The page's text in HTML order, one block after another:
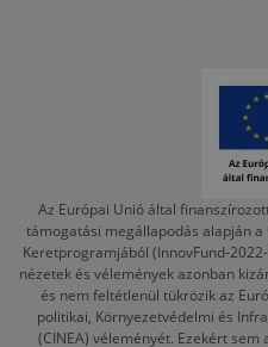
Az Európai Unió által
támogatási megállapodás alapján a
Keretprogramjából (InnovFund-
nézetek és vélemények azonban
és nem feltétlenül tükrözik az
politikai, Környezetvédelmi és
(CINEA) véleményét. Ezekért